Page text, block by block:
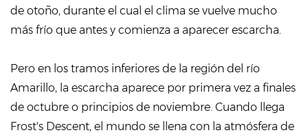
de otoño, durante el cual el clima se vuelve mucho
más frío que antes y comienza a aparecer escarcha.
Pero en los tramos inferiores de la región del río
Amarillo, la escarcha aparece por primera vez a finales
de octubre o principios de noviembre. Cuando llega
Frost's Descent, el mundo se llena con la atmósfera de